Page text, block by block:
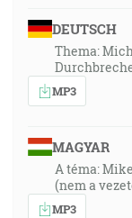
DEUTSCH
Thema:
MP3
MAGYAR
A téma:
(nem a
MP3